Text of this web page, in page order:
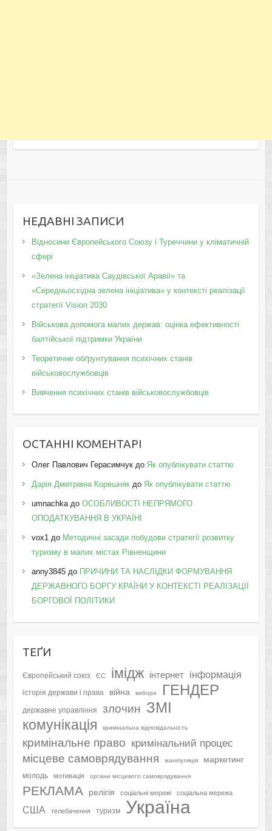
НЕДАВНІ ЗАПИСИ
Відносини Європейського Союзу і Туреччини у кліматичній
сфері
«Зелена ініціатива Саудівської Аравії» та
«Середньосхідна зелена ініціатива» у контексті реалізації
стратегії Vision 2030
Військова допомога малих держав: оцінка ефективності
балтійської підтримки України
Теоретичне обґрунтування психічних станів
військовослужбовців
Вивчення психічних станів військовослужбовців
ОСТАННІ КОМЕНТАРІ
Олег Павлович Герасимчукдо Як опублікувати статтю
Дарія Дмитрівна Корешнякдо Як опублікувати статтю
umnachkaдо ОСОБЛИВОСТІ НЕПРЯМОГО
ОПОДАТКУВАННЯ В УКРАЇНІ
vox1до Методичні засади побудови стратегії розвитку
туризму в малих містах Рівненщини
anny3845до ПРИЧИНИ ТА НАСЛІДКИ ФОРМУВАННЯ
ДЕРЖАВНОГО БОРГУ КРАЇНИ У КОНТЕКСТІ РЕАЛІЗАЦІЇ
БОРГОВОЇ ПОЛІТИКИ
ТЕҐИ
Європейський союз ЄС імідж інтернет інформація
історія держави і права війна вибори ГЕНДЕР
державне управління злочин ЗМІ
комунікація кримінальна відповідальність
кримінальне право кримінальний процес
місцеве самоврядування маніпуляція маркетинг
молодь мотивація органи місцевого самоврядування
РЕКЛАМА релігія соціальні мережі соціальна мережа
США телебачення туризм Україна